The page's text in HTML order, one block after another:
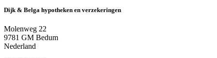
Dijk & Belga hypotheken en verzekeringen
Molenweg 22
9781 GM Bedum
Nederland